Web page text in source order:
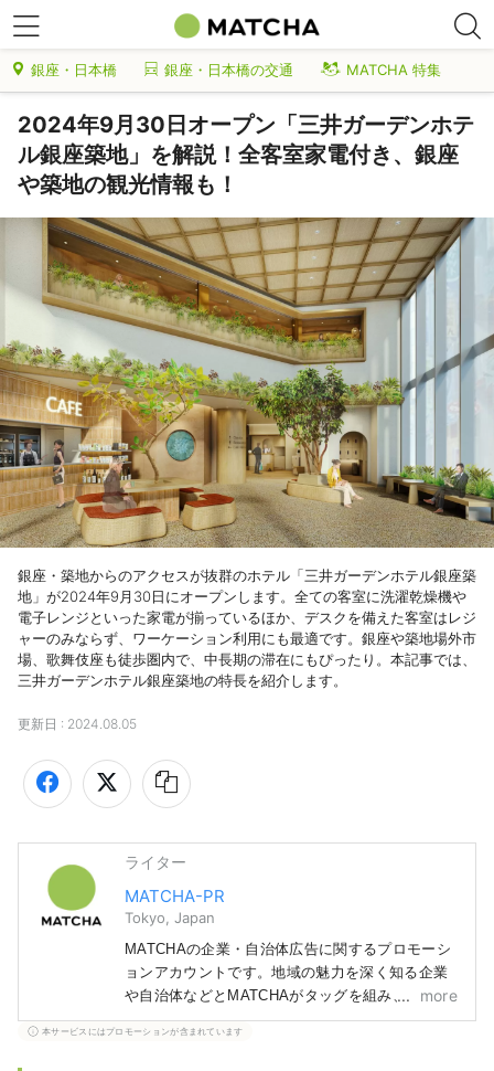
銀座・日本橋 銀座・日本橋の交通 MATCHA 特集
2024年9月30日オープン「三井ガーデンホテ
ル銀座築地」を解説！全客室家電付き、銀座
や築地の観光情報も！
銀座・築地からのアクセスが抜群のホテル「三井ガーデンホテル銀座築
地」が2024年9月30日にオープンします。全ての客室に洗濯乾燥機や
電子レンジといった家電が揃っているほか、デスクを備えた客室はレジ
ャーのみならず、ワーケーション利用にも最適です。銀座や築地場外市
場、歌舞伎座も徒歩圏内で、中長期の滞在にもぴったり。本記事では、
三井ガーデンホテル銀座築地の特長を紹介します。
更新日 : 2024.08.05
ライター
MATCHA-PR
Tokyo, Japan
MATCHAの企業・自治体広告に関するプロモーシ
ョンアカウントです。地域の魅力を深く知る企業
や自治体などとMATCHAがタッグを組み、読者の
みなさまにまだ知られていない日本の魅力をお届
けします！ 記事に関しては、紹介する地域の自
more
本サービスにはプロモーションが含まれています